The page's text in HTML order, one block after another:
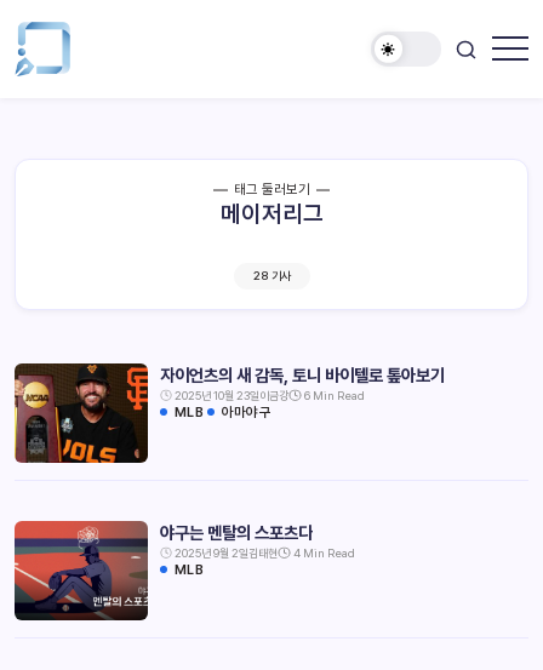
태그 둘러보기
메이저리그
28 기사
자이언츠의 새 감독, 토니 바이텔로 톺아보기
2025년 10월 23일이금강 6 Min Read
MLB 아마야구
야구는 멘탈의 스포츠다
2025년 9월 2일김태현 4 Min Read
MLB